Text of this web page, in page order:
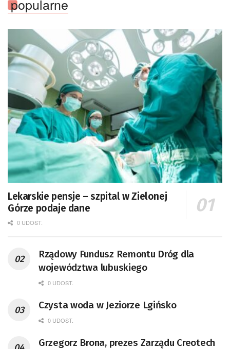
popularne
Lekarskie pensje – szpital w Zielonej
Górze podaje dane
0 UDOST.
Rządowy Fundusz Remontu Dróg dla
województwa lubuskiego
0 UDOST.
Czysta woda w Jeziorze Lgińsko
0 UDOST.
Grzegorz Brona, prezes Zarządu Creotech